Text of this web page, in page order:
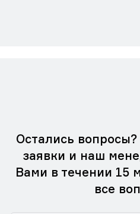
Остались
заявки и наш
Вами в течении 15
все